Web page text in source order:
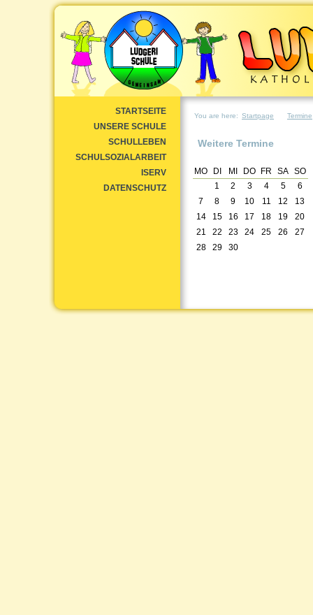
STARTSEITE
UNSERE SCHULE
SCHULLEBEN
SCHULSOZIALARBEIT
ISERV
DATENSCHUTZ
You are here: Startpage Termine
Weitere Termine
MO DI MI DO FR SA SO
1
2 3 4 5
6
7
8 9 10 11 12
13
14
15 16 17 18 19
20
21
22 23 24 25 26
27
28
29 30